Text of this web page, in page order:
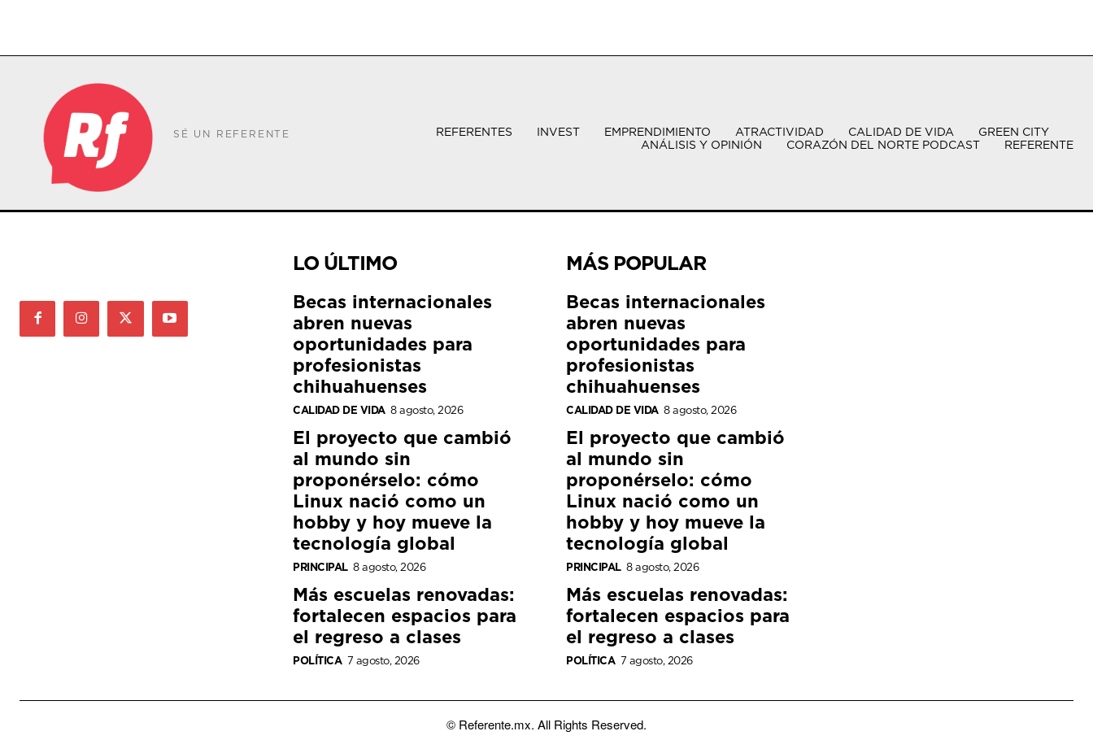
SÉ UN REFERENTE REFERENTES INVEST EMPRENDIMIENTO ATRACTIVIDAD CALIDAD DE VIDA
GREEN CITY
ANÁLISIS Y OPINIÓN
CORAZÓN DEL NORTE PODCAST REFERENTE
LO ÚLTIMO
Becas internacionales
abren nuevas
oportunidades para
profesionistas
chihuahuenses
CALIDAD DE VIDA 8 agosto, 2026
El proyecto que cambió
al mundo sin
proponérselo: cómo
Linux nació como un
hobby y hoy mueve la
tecnología global
PRINCIPAL 8 agosto, 2026
Más escuelas renovadas:
fortalecen espacios para
el regreso a clases
POLÍTICA 7 agosto, 2026
MÁS POPULAR
Becas internacionales
abren nuevas
oportunidades para
profesionistas
chihuahuenses
CALIDAD DE VIDA 8 agosto, 2026
El proyecto que cambió
al mundo sin
proponérselo: cómo
Linux nació como un
hobby y hoy mueve la
tecnología global
PRINCIPAL 8 agosto, 2026
Más escuelas renovadas:
fortalecen espacios para
el regreso a clases
POLÍTICA 7 agosto, 2026
© Referente.mx. All Rights Reserved.